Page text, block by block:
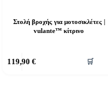
Στολή βροχής για μοτοσικλέτες |
vulante™ κίτρινο
119,90€ 🛒